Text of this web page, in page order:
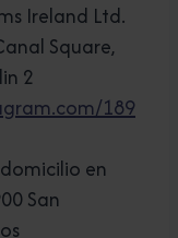
Ireland Ltd.
Square,
2
189
en
San